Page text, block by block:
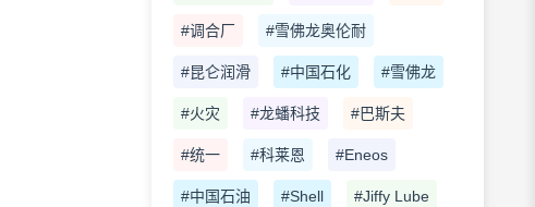
#调合厂 #雪佛龙奥伦耐
#昆仑润滑 #中国石化 #雪佛龙
#火灾 #龙蟠科技 #巴斯夫
#统一 #科莱恩 #Eneos
#中国石油 #Shell #Jiffy Lube